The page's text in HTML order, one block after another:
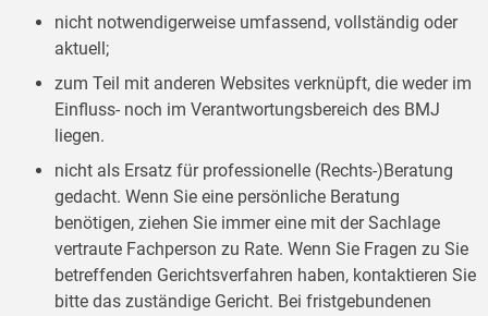
nicht notwendigerweise umfassend, vollständig oder
aktuell;
zum Teil mit anderen Websites verknüpft, die weder im
Einfluss- noch im Verantwortungsbereich des BMJ
liegen.
nicht als Ersatz für professionelle (Rechts-)Beratung
gedacht. Wenn Sie eine persönliche Beratung
benötigen, ziehen Sie immer eine mit der Sachlage
vertraute Fachperson zu Rate. Wenn Sie Fragen zu Sie
betreffenden Gerichtsverfahren haben, kontaktieren Sie
bitte das zuständige Gericht. Bei fristgebundenen